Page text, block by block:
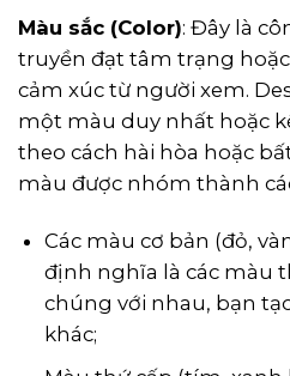
Màu sắc (Color): Đây là
truyền đạt tâm trạng
cảm xúc từ người xem.
một màu duy nhất hoặc
theo cách hài hòa hoặc
màu được nhóm thành
Các màu cơ bản (đỏ,
định nghĩa là các màu
chúng với nhau, bạn
khác;